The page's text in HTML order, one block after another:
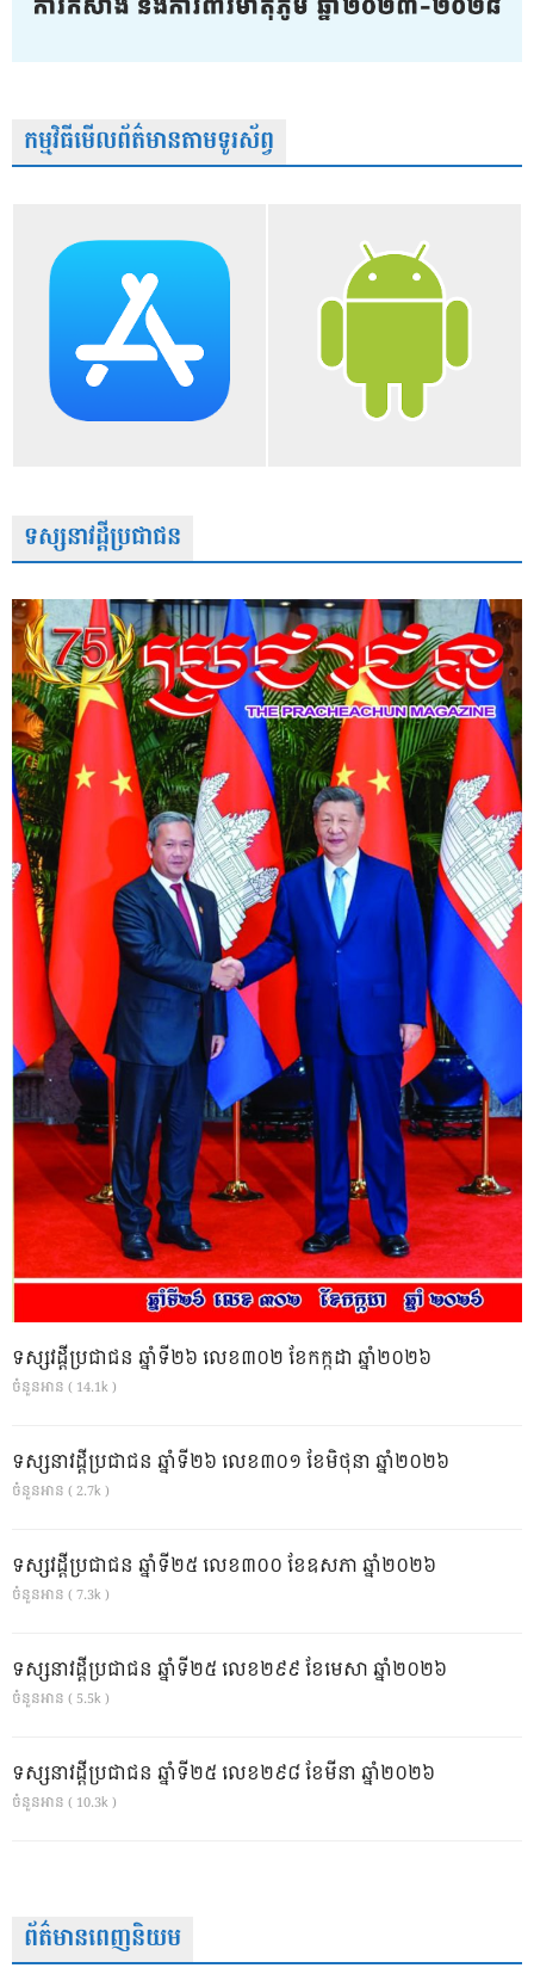
កម្មវិធីមើលព័ត៌មានតាមទូរស័ព្វ
ទស្សនាវដ្តីប្រជាជន
ទស្សវដ្តីប្រជាជន ឆ្នាំទី២៦ លេខ៣០២ ខែកក្កដា ឆ្នាំ២០២៦
ចំនួនអាន ( 14.1k )
ទស្សនាវដ្ដីប្រជាជន ឆ្នាំទី២៦ លេខ៣០១ ខែមិថុនា ឆ្នាំ២០២៦
ចំនួនអាន ( 2.7k )
ទស្សវដ្តីប្រជាជន ឆ្នាំទី២៥ លេខ៣០០ ខែឧសភា ឆ្នាំ២០២៦
ចំនួនអាន ( 7.3k )
ទស្សនាវដ្ដីប្រជាជន ឆ្នាំទី២៥ លេខ២៩៩ ខែមេសា ឆ្នាំ២០២៦
ចំនួនអាន ( 5.5k )
ទស្សនាវដ្ដីប្រជាជន ឆ្នាំទី២៥ លេខ២៩៨ ខែមីនា ឆ្នាំ២០២៦
ចំនួនអាន ( 10.3k )
ព័ត៌មានពេញនិយម